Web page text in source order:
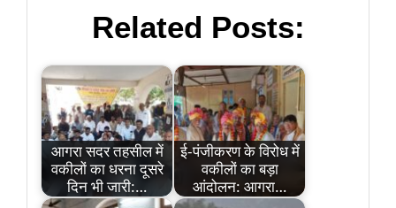
Related Posts:
आगरा सदर तहसील में
वकीलों का धरना दूसरे
दिन भी जारी:…
ई-पंजीकरण के विरोध में
वकीलों का बड़ा
आंदोलन: आगरा…